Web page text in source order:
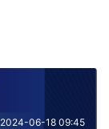
2024-06-18 09:45